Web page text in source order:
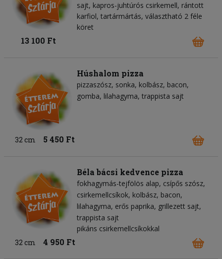
sajt, kapros-juhtúrós csirkemell, rántott
karfiol, tartármártás, választható 2 féle
köret
13 100 Ft
Húshalom pizza
pizzaszósz sonka kolbász bacon
gomba lilahagyma trappista sajt
32 cm 5 450 Ft
Béla bácsi kedvence pizza
fokhagymás-tejfölös alap csípős szósz
csirkemellcsíkok kolbász bacon
lilahagyma erős paprika grillezett sajt
trappista sajt
pikáns csirkemellcsíkokkal
32 cm
4 950 Ft